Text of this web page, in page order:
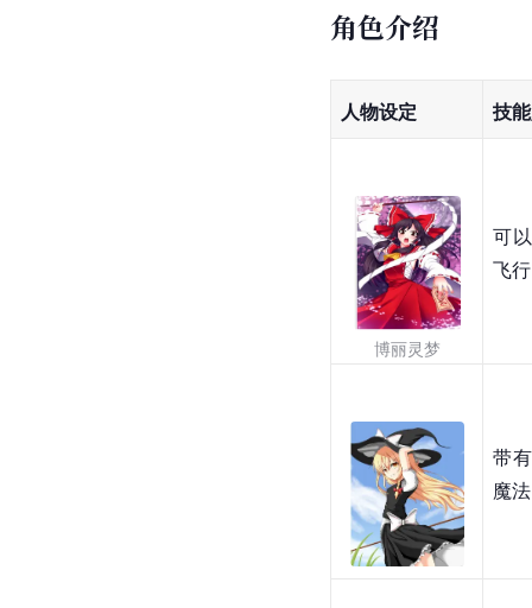
角色介绍
人物设定 技
博丽灵梦
可
飞
带
魔法